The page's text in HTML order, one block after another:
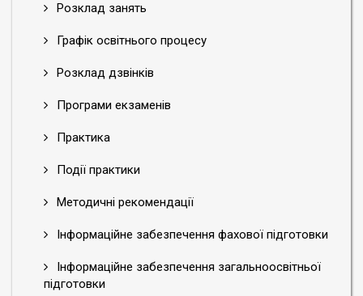
Розклад занять
Графік освітнього процесу
Розклад дзвінків
Програми екзаменів
Практика
Події практики
Методичні рекомендації
Інформаційне забезпечення фахової підготовки
Інформаційне забезпечення загальноосвітньої
підготовки